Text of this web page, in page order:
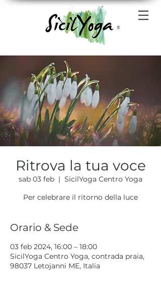
®
Ritrova la tua voce
sab 03 feb
  |
SicilYoga Centro Yoga
Per celebrare il ritorno della luce
Orario & Sede
03 feb 2024, 16:00 – 18:00
SicilYoga Centro Yoga, contrada praia,
98037 Letojanni ME, Italia